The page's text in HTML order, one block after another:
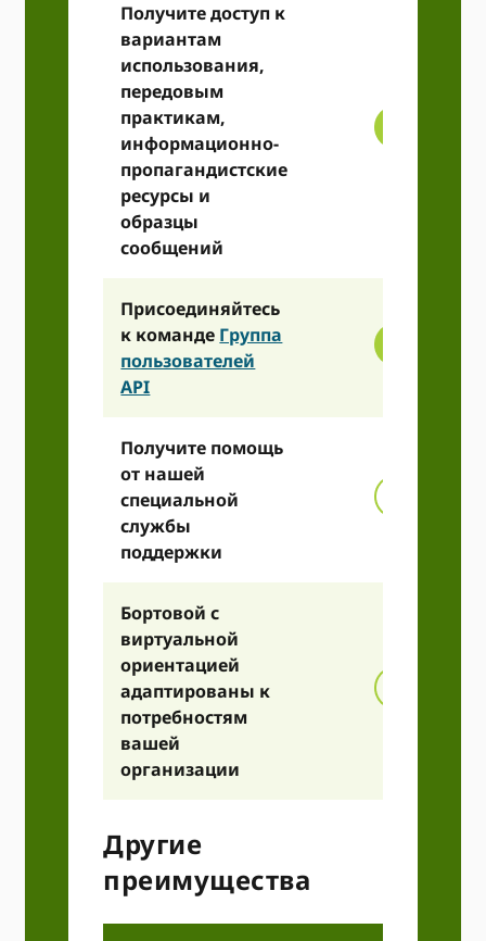
Получите доступ к
вариантам
использования,
передовым
практикам,
информационно-
пропагандистские
ресурсы и
образцы
сообщений
Присоединяйтесь
к команде Группа
пользователей
API
Получите помощь
от нашей
специальной
службы
поддержки
Бортовой с
виртуальной
ориентацией
адаптированы к
потребностям
вашей
организации
Другие
преимущества